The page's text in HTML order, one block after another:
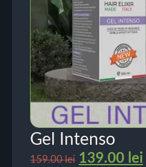
Gel Intenso
159.00lei 139.00 lei